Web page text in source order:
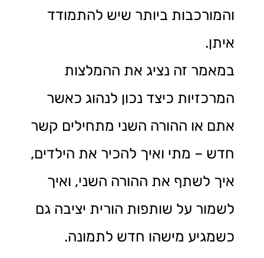
והמורכבות ביותר שיש להתמודד
איתן.
במאמר זה נציג את ההמלצות
המרכזיות כיצד נכון לנהוג כאשר
אתם או ההורה השני מתחילים קשר
חדש – מתי ואיך להכיר את הילדים,
איך לשתף את ההורה השני, ואיך
לשמור על שותפות הורית יציבה גם
כשמגיע מישהו חדש לתמונה.